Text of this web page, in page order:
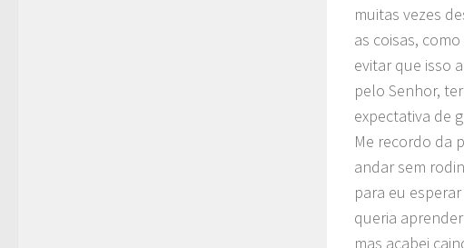
muitas vezes
as coisas,
evitar que isso
pelo Senhor,
expectativa de
Me recordo da
andar sem
para eu
queria
mas acabei